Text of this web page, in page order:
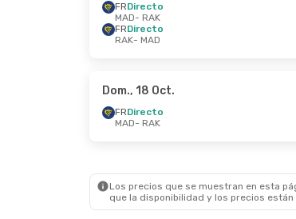
FRDirecto
MAD- RAK
FRDirecto
RAK- MAD
Dom., 18 Oct.
FRDirecto
MAD- RAK
Los precios que se muestran en esta
que la disponibilidad y los precios